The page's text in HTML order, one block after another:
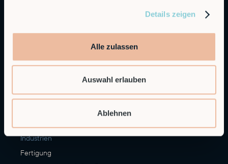
Details zeigen
Alle zulassen
Auswahl erlauben
Ablehnen
CNC Maschinen Be- und Entladen
Palettieren
Veredelung
Industrien
Fertigung